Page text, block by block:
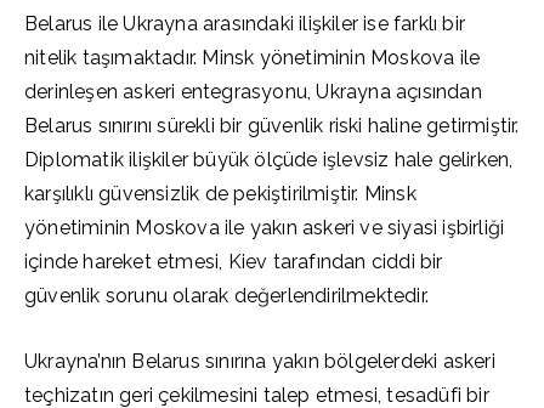
Belarus ile Ukrayna arasındaki ilişkiler ise farklı bir
nitelik taşımaktadır. Minsk yönetiminin Moskova ile
derinleşen askeri entegrasyonu, Ukrayna açısından
Belarus sınırını sürekli bir güvenlik riski haline getirmiştir.
Diplomatik ilişkiler büyük ölçüde işlevsiz hale gelirken,
karşılıklı güvensizlik de pekiştirilmiştir. Minsk
yönetiminin Moskova ile yakın askeri ve siyasi işbirliği
içinde hareket etmesi, Kiev tarafından ciddi bir
güvenlik sorunu olarak değerlendirilmektedir.
Ukrayna’nın Belarus sınırına yakın bölgelerdeki askeri
teçhizatın geri çekilmesini talep etmesi, tesadüfi bir